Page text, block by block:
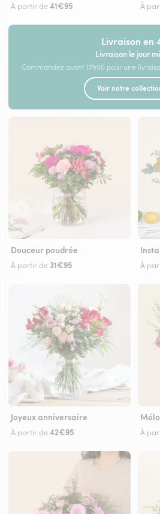
À partir de41€95 À
Livraison en
Livraison le jour
Commandez avant 17h00 pour une
Voir notre
Douceur poudrée
À partir de 31€95 À
Joyeux anniversaire
À partir de42€95 À